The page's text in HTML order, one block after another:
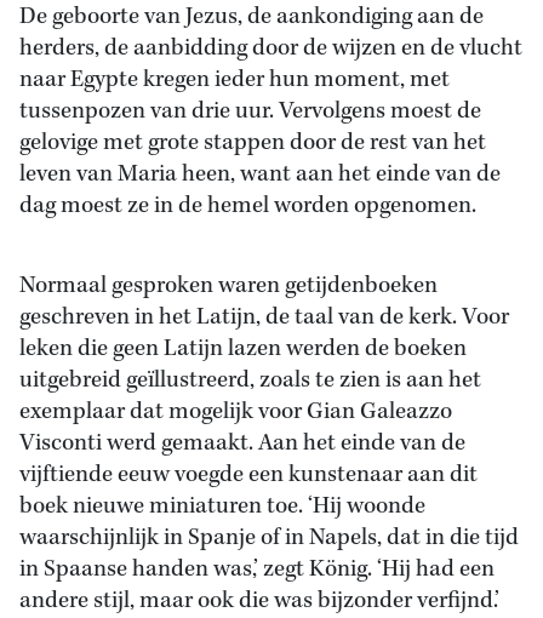
De geboorte van Jezus, de aankondiging aan de
herders, de aanbidding door de wijzen en de vlucht
naar Egypte kregen ieder hun moment, met
tussenpozen van drie uur. Vervolgens moest de
gelovige met grote stappen door de rest van het
leven van Maria heen, want aan het einde van de
dag moest ze in de hemel worden opgenomen.
Normaal gesproken waren getijdenboeken
geschreven in het Latijn, de taal van de kerk. Voor
leken die geen Latijn lazen werden de boeken
uitgebreid geïllustreerd, zoals te zien is aan het
exemplaar dat mogelijk voor Gian Galeazzo
Visconti werd gemaakt. Aan het einde van de
vijftiende eeuw voegde een kunstenaar aan dit
boek nieuwe miniaturen toe. ‘Hij woonde
waarschijnlijk in Spanje of in Napels, dat in die tijd
in Spaanse handen was,’ zegt König. ‘Hij had een
andere stijl, maar ook die was bijzonder verfijnd.’